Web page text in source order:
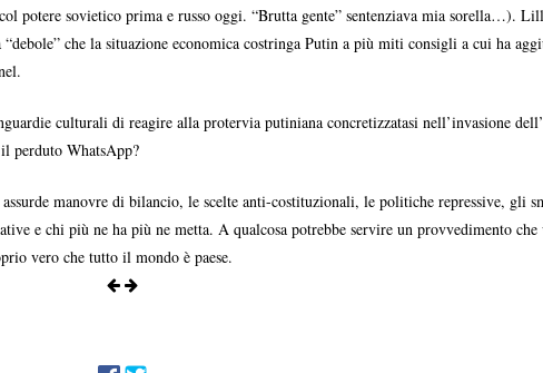
potere sovietico prima e russo oggi. “Brutta gente” sentenziava mia sorella…).
che la situazione economica costringa Putin a più miti consigli a cui ha
culturali di reagire alla protervia putiniana concretizzatasi nell’invasione
perduto WhatsApp?
manovre di bilancio, le scelte anti-costituzionali, le politiche repressive, gli
e chi più ne ha più ne metta. A qualcosa potrebbe servire un provvedimento
vero che tutto il mondo è paese.